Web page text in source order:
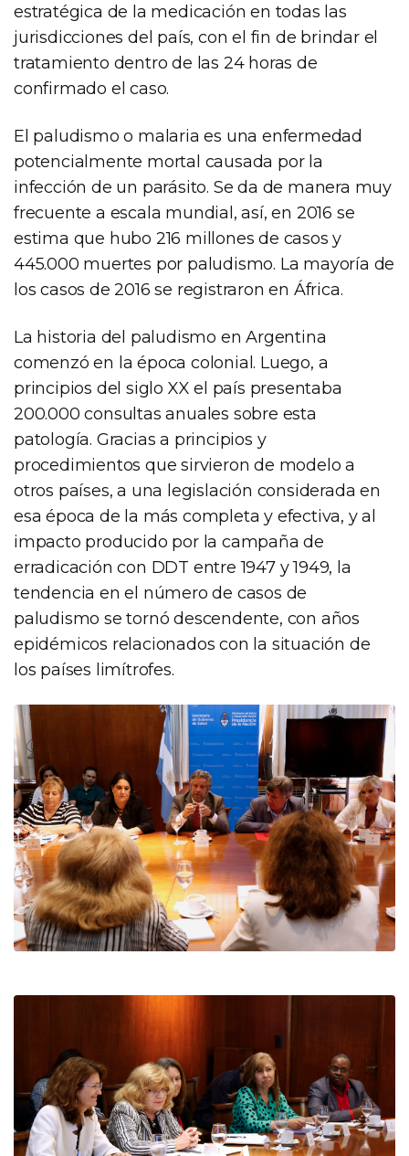
estratégica de la medicación en todas las
jurisdicciones del país, con el fin de brindar el
tratamiento dentro de las 24 horas de
confirmado el caso.
El paludismo o malaria es una enfermedad
potencialmente mortal causada por la
infección de un parásito. Se da de manera muy
frecuente a escala mundial, así, en 2016 se
estima que hubo 216 millones de casos y
445.000 muertes por paludismo. La mayoría de
los casos de 2016 se registraron en África.
La historia del paludismo en Argentina
comenzó en la época colonial. Luego, a
principios del siglo XX el país presentaba
200.000 consultas anuales sobre esta
patología. Gracias a principios y
procedimientos que sirvieron de modelo a
otros países, a una legislación considerada en
esa época de la más completa y efectiva, y al
impacto producido por la campaña de
erradicación con DDT entre 1947 y 1949, la
tendencia en el número de casos de
paludismo se tornó descendente, con años
epidémicos relacionados con la situación de
los países limítrofes.